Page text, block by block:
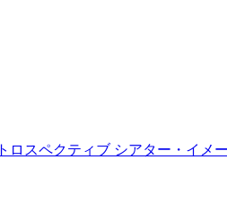
ロスペクティブ シアター・イメ